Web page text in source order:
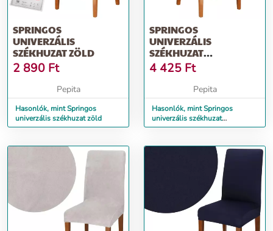
SPRINGOS
UNIVERZÁLIS
SZÉKHUZAT ZÖLD
2 890 Ft
Pepita
Hasonlók, mint Springos
univerzális székhuzat zöld
SPRINGOS
UNIVERZÁLIS
SZÉKHUZAT
SPANDEXBŐL, ZÖLD
SZÍN
4 425 Ft
Pepita
Hasonlók, mint Springos
univerzális székhuzat
spandexből, zöld szín